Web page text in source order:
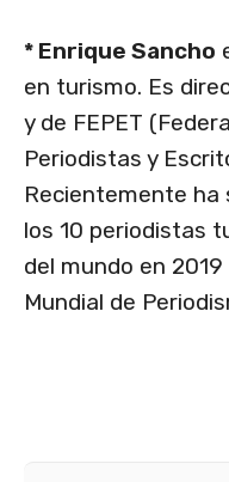
* Enrique Sancho
en turismo. Es
y de FEPET
Periodistas y
Recientemente ha
los 10 periodistas
del mundo en
Mundial de